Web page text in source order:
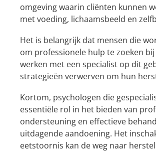
omgeving waarin cliënten kunnen
met voeding, lichaamsbeeld en
Het is belangrijk dat mensen die
om professionele hulp te zoeken
werken met een specialist op dit
strategieën verwerven om hun
Kortom, psychologen die
essentiële rol in het bieden van
ondersteuning en effectieve
uitdagende aandoening. Het
eetstoornis kan de weg naar